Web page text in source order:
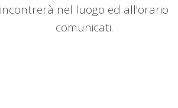
incontrerà nel luogo ed all'orario
comunicati.